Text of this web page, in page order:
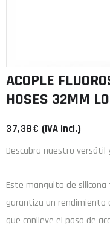
ACOPLE
HOSES 32MM
37,38€ (IVA incl.)
Descubra nuestro versátil
Este manguito de silicona
garantiza un rendimiento
que conlleve el paso de